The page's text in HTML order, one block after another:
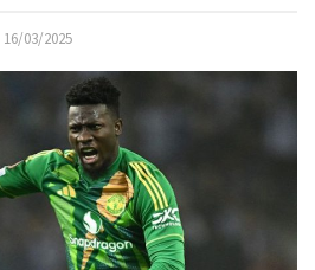
16/03/2025